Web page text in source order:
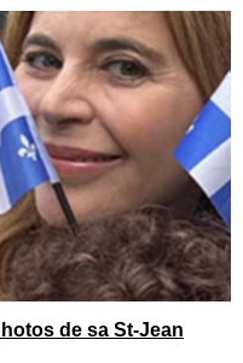
de sa St-Jean